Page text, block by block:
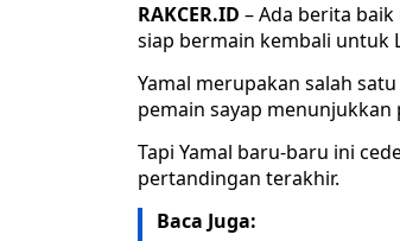
RAKCER.ID – Ada berita
siap bermain kembali untuk
Yamal merupakan salah
pemain sayap
Tapi Yamal baru-baru ini
pertandingan terakhir.
Baca Juga: